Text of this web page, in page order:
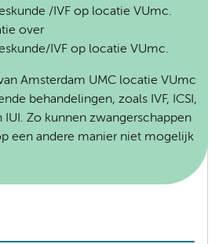
/IVF op locatie VUmc.
over
IVF op locatie VUmc.
Amsterdam UMC locatie VUmc
behandelingen, zoals IVF, ICSI,
Zo kunnen zwangerschappen
een andere manier niet mogelijk